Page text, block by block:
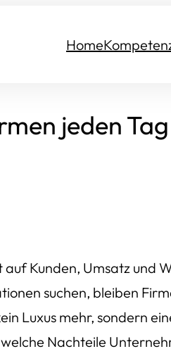
Home
jeden
Kunden, Umsatz und
suchen, bleiben
Luxus mehr, sondern
Nachteile